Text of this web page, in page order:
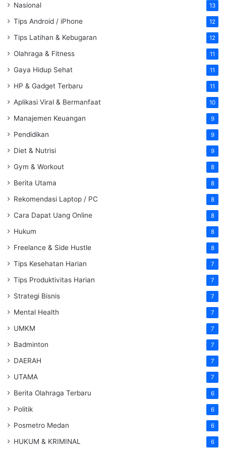
Nasional 13
Tips Android / iPhone 12
Tips Latihan & Kebugaran 12
Olahraga & Fitness 11
Gaya Hidup Sehat 11
HP & Gadget Terbaru 11
Aplikasi Viral & Bermanfaat 10
Manajemen Keuangan 9
Pendidikan 9
Diet & Nutrisi 9
Gym & Workout 8
Berita Utama 8
Rekomendasi Laptop / PC 8
Cara Dapat Uang Online 8
Hukum 8
Freelance & Side Hustle 8
Tips Kesehatan Harian 7
Tips Produktivitas Harian 7
Strategi Bisnis 7
Mental Health 7
UMKM 7
Badminton 7
DAERAH 7
UTAMA 7
Berita Olahraga Terbaru 6
Politik 6
Posmetro Medan 6
HUKUM & KRIMINAL 6